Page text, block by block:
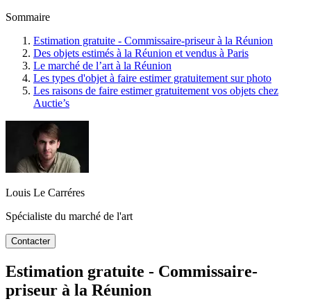
Sommaire
Estimation gratuite - Commissaire-priseur à la Réunion
Des objets estimés à la Réunion et vendus à Paris
Le marché de l’art à la Réunion
Les types d'objet à faire estimer gratuitement sur photo
Les raisons de faire estimer gratuitement vos objets chez
Auctie’s
Louis Le Carréres
Spécialiste du marché de l'art
Contacter
Estimation gratuite - Commissaire-
priseur à la Réunion